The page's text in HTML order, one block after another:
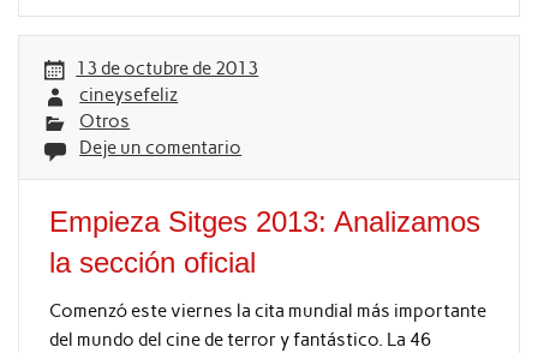
13 de octubre de 2013
cineysefeliz
Otros
Deje un comentario
Empieza Sitges 2013: Analizamos
la sección oficial
Comenzó este viernes la cita mundial más importante
del mundo del cine de terror y fantástico. La 46